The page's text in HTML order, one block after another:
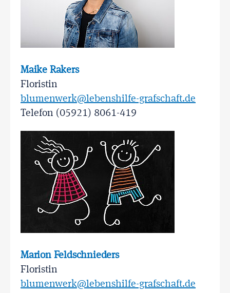
Maike Rakers
Floristin
blumenwerk@lebenshilfe-grafschaft.de
Telefon (05921) 8061-419
Marion Feldschnieders
Floristin
blumenwerk@lebenshilfe-grafschaft.de